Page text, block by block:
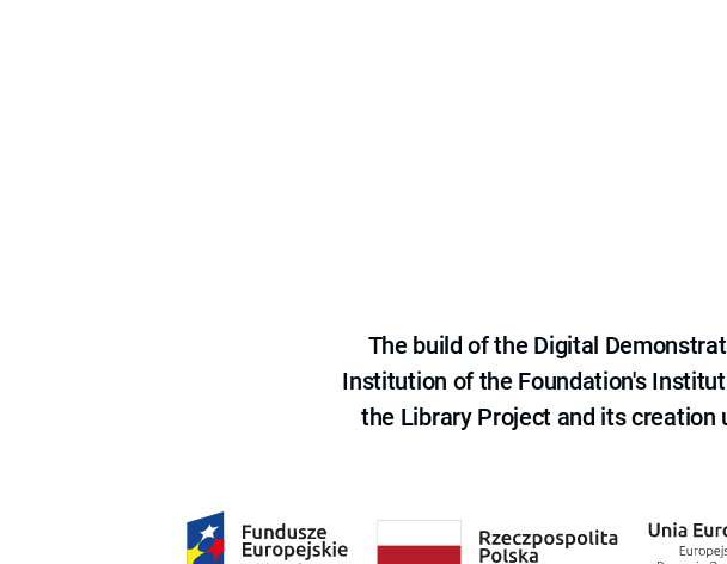
The build of the Digital
Institution of the Foundation's
the Library Project and its